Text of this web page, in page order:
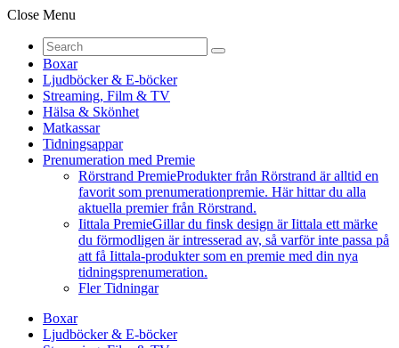
Close Menu
Boxar
Ljudböcker & E-böcker
Streaming, Film & TV
Hälsa & Skönhet
Matkassar
Tidningsappar
Prenumeration med Premie
Rörstrand PremieProdukter från Rörstrand är alltid en
favorit som prenumerationpremie. Här hittar du alla
aktuella premier från Rörstrand.
Iittala PremieGillar du finsk design är Iittala ett märke
du förmodligen är intresserad av, så varför inte passa på
att få Iittala-produkter som en premie med din nya
tidningsprenumeration.
Fler Tidningar
Boxar
Ljudböcker & E-böcker